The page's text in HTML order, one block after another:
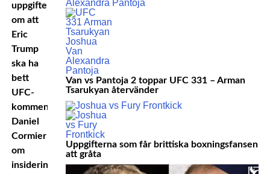
uppgifter
om att
Eric
Trump
ska ha
bett
UFC-
kommentatorn
Daniel
Cormier
om
insiderinformation
Van vs Pantoja 2 toppar UFC 331 – Arman
Tsarukyan återvänder
Uppgifterna som får brittiska boxningsfansen
att gråta